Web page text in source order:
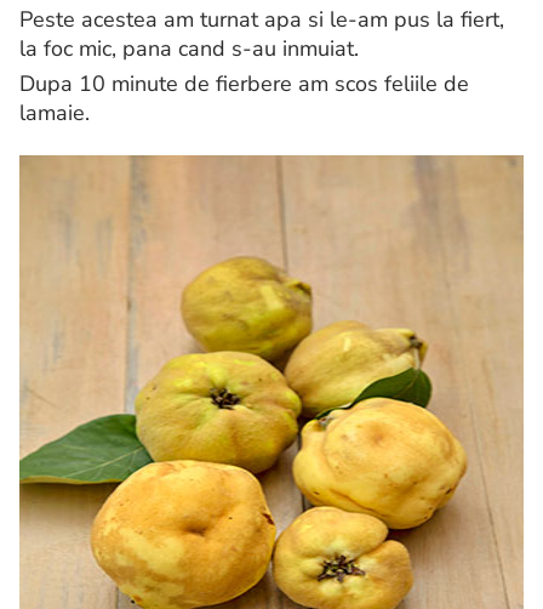
Peste acestea am turnat apa si le-am pus la fiert,
la foc mic, pana cand s-au inmuiat.
Dupa 10 minute de fierbere am scos feliile de
lamaie.